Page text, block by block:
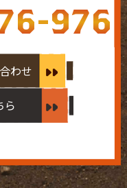
976
わせ
ら